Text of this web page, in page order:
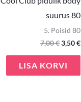
suurus 80
5. Poisid 80
7,00€3,50€
LISA KORVI